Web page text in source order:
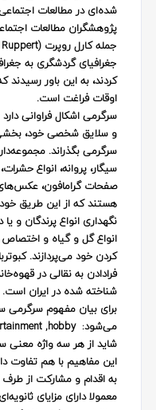
پژوهشگران مطالعات
جمله کارل روپرت (
جغرافیای گردشگری به
کردند، به این باور
اوقات فراغت است.
سرگرمی اشکال فراوانی
و سلایق شخصی خود، بخشی
سرگرمی بگذراند.
سیگار، پروانه، انواع
صفحات گرامافون،
هستند که از این طریق
نگهداری انواع پرندگان و
انواع گل و گیاه و
کردن خود می‌­پردازند.
فرادادن به نقالی در
شناخته شده در ایران است.
برای بیان مفهوم سرگرمی
می‌شود:hobby
,
شاید از هر سه واژه معنی
این مفاهیم با هم تفاوت
به اقدام و مشارکت از طرف
معمولا دارای مزایای